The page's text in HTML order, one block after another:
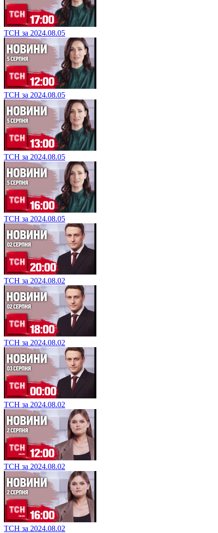
ТСН за 2024.08.05
ТСН за 2024.08.05
ТСН за 2024.08.05
ТСН за 2024.08.05
ТСН за 2024.08.02
ТСН за 2024.08.02
ТСН за 2024.08.02
ТСН за 2024.08.02
ТСН за 2024.08.02